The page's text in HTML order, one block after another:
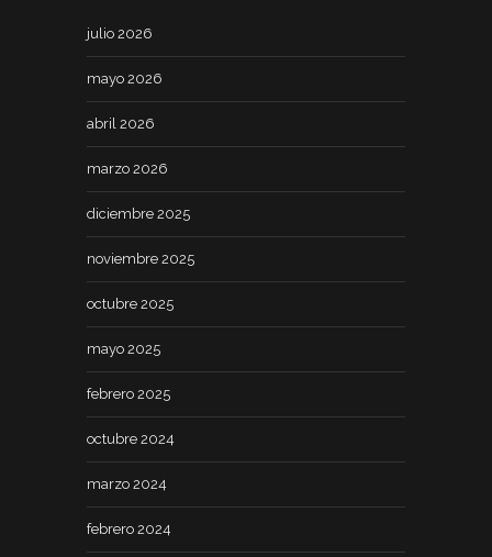
julio 2026
mayo 2026
abril 2026
marzo 2026
diciembre 2025
noviembre 2025
octubre 2025
mayo 2025
febrero 2025
octubre 2024
marzo 2024
febrero 2024